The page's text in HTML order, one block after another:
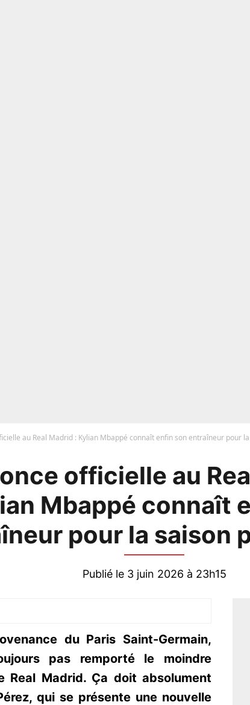
au Real Madrid : Kylian Mbappé connaît enfin son entraîneur pour
officielle au
Mbappé connaît
pour la saison
Publié le 3 juin 2026 à 23h15
du Paris Saint-Germain,
pas remporté le moindre
Real Madrid. Ça doit absolument
qui se présente une nouvelle